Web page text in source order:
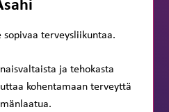
terveysliikuntaa.
ja tehokasta
kohentamaan terveyttä